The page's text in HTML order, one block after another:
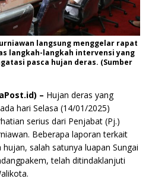
langsung menggelar rapat
langkah-langkah intervensi yang
pasca hujan deras. (Sumber
– Hujan deras yang
hari Selasa (14/01/2025)
serius dari Penjabat (Pj.)
Beberapa laporan terkait
salah satunya luapan Sungai
telah ditindaklanjuti